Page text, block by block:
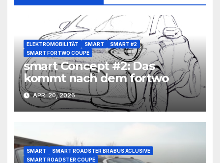
ELEKTROMOBILITÄT SMART
SMART #2
SMART FORTWO COUPÉ
smart Concept #2: Das
kommt nach dem fortwo
APR. 20, 2026
SMART
SMART ROADSTER BRABUS XCLUSIVE
SMART ROADSTER COUPÉ